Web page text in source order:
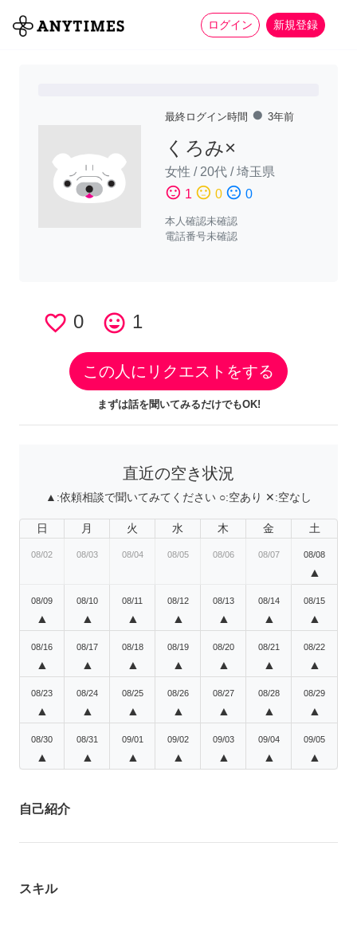
ログイン 新規登録
全て 家事 more_horiz
最終ログイン時間 fiber_manual_record 3年前
くろみ×
女性 / 20代 /埼玉県
sentiment_satisfied 1 sentiment_neutral 0 sentiment_dissatisfied 0
本人確認未確認
電話番号未確認
favorite_border 0 tag_faces 1
この人にリクエストをする
まずは話を聞いてみるだけでもOK!
直近の空き状況
▲:依頼相談で聞いてみてください ○:空あり ✕:空なし
日 月 火 水 木 金 土
08/02 08/03 08/04 08/05 08/06 08/07 08/08
▲
08/09
▲
08/10
▲
08/11
▲
08/12
▲
08/13
▲
08/14
▲
08/15
▲
08/16
▲
08/17
▲
08/18
▲
08/19
▲
08/20
▲
08/21
▲
08/22
▲
08/23
▲
08/24
▲
08/25
▲
08/26
▲
08/27
▲
08/28
▲
08/29
▲
08/30
▲
08/31
▲
09/01
▲
09/02
▲
09/03
▲
09/04
▲
09/05
▲
自己紹介
スキル